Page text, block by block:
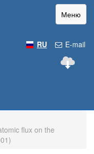
Меню
E-mail
RU
flux on the